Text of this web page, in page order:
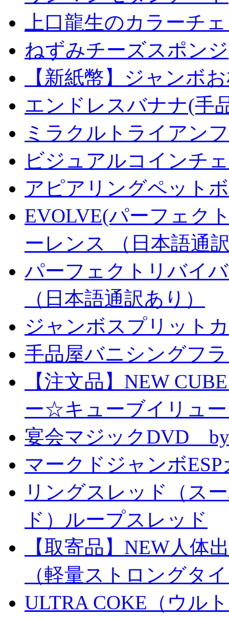
上口龍生のカラーチ
ねずみチーズスポンジ
【新紙幣】ジャンボ
エンドレスバナナ(手
ミラクルトライアン
ビジュアルコインチ
アピアリングペット
EVOLVE(パーフェク
ーレンス （日本語通
パーフェクトリバイ
（日本語通訳あり）
ジャンボスプリット
手品屋バニシングフ
【注文品】NEW
ー☆キューブイリュ
宴会マジックDVD
マークドジャンボ
リングスレッド（ス
ド）ループスレッド
【取寄品】NEW人体
（軽量ストロングタ
ULTRA COKE（ウル